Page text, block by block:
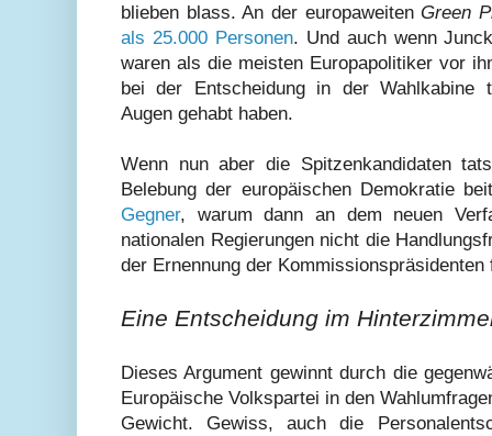
blieben blass. An der europaweitenGreen
als 25.000 Personen. Und auch wenn
waren als die meisten Europapolitiker vor
bei der Entscheidung in der Wahlkabine
Augen gehabt haben.
Wenn nun aber die Spitzenkandidaten
Belebung der europäischen Demokratie
Gegner, warum dann an dem neuen
nationalen Regierungen nicht die
der Ernennung der
Eine Entscheidung im
Dieses Argument gewinnt durch die
Europäische Volkspartei in den
Gewicht. Gewiss, auch die